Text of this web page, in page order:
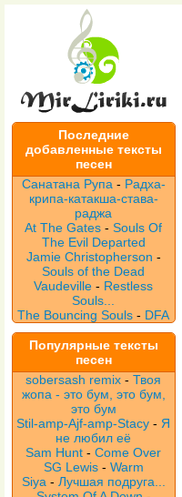
Последние
добавленные тексты
песен
Санатана Рупа - Радха-
крипа-катакша-става-
раджа
At The Gates -Souls Of
The Evil Departed
Jamie Christopherson -
Souls of the Dead
Vaudeville- Restless
Souls...
The Bouncing Souls - DFA
Популярные тексты
песен
sobersash remix -Твоя
жопа - это бум, это бум,
это бум
Stil-amp-Ajf-amp-Stacy - Я
не любил её
Sam Hunt -Come Over
SG Lewis - Warm
Siya - Лучшая подруга...